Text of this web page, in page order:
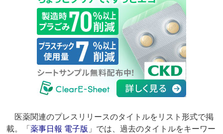
医薬関連のプレスリリースのタイトルをリスト形式で掲
載。「薬事日報 電子版 」では、過去のタイトルをキーワー